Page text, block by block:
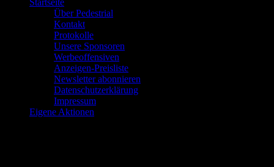
Startseite
Über Pedestrial
Kontakt
Protokolle
Unsere Sponsoren
Werbeoffensiven
Anzeigen-Preisliste
Newsletter abonnieren
Datenschutzerklärung
Impressum
Eigene Aktionen